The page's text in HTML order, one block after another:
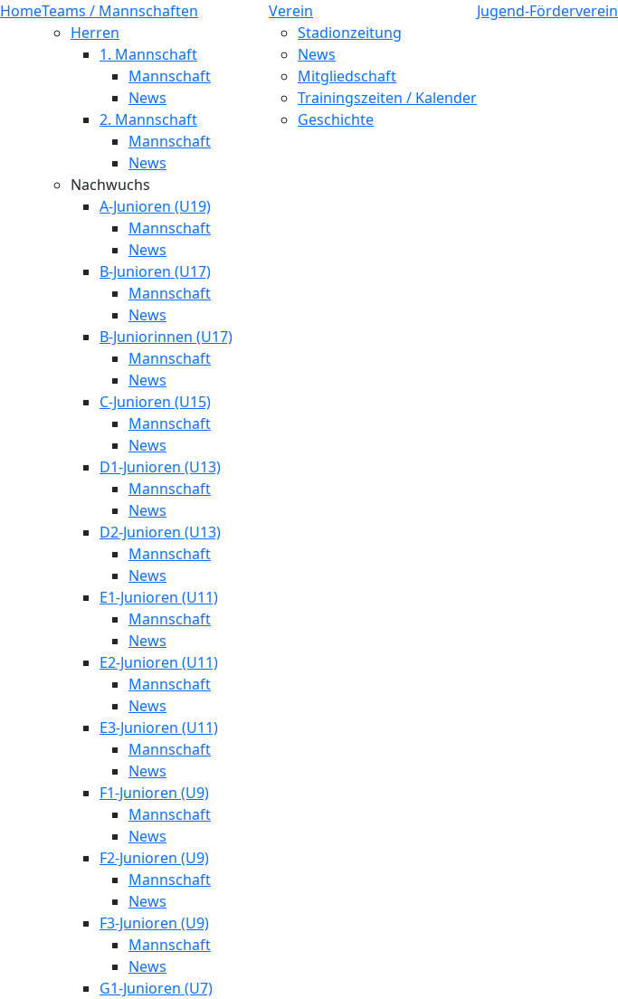
HomeTeams / Mannschaften
Herren
1. Mannschaft
Mannschaft
News
2. Mannschaft
Mannschaft
News
Nachwuchs
A-Junioren (U19)
Mannschaft
News
B-Junioren (U17)
Mannschaft
News
B-Juniorinnen (U17)
Mannschaft
News
C-Junioren (U15)
Mannschaft
News
D1-Junioren (U13)
Mannschaft
News
D2-Junioren (U13)
Mannschaft
News
E1-Junioren (U11)
Mannschaft
News
E2-Junioren (U11)
Mannschaft
News
E3-Junioren (U11)
Mannschaft
News
F1-Junioren (U9)
Mannschaft
News
F2-Junioren (U9)
Mannschaft
News
F3-Junioren (U9)
Mannschaft
News
G1-Junioren (U7)
Verein
Stadionzeitung
News
Mitgliedschaft
Trainingszeiten / Kalender
Geschichte
Jugend-Förderverein